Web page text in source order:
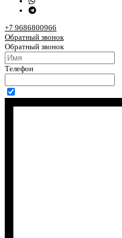
+7 9686800966
Обратный звонок
Обратный звонок
Телефон